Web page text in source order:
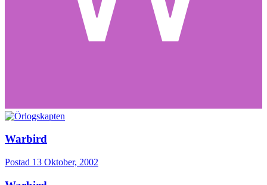
Warbird
Postad 13 Oktober, 2002